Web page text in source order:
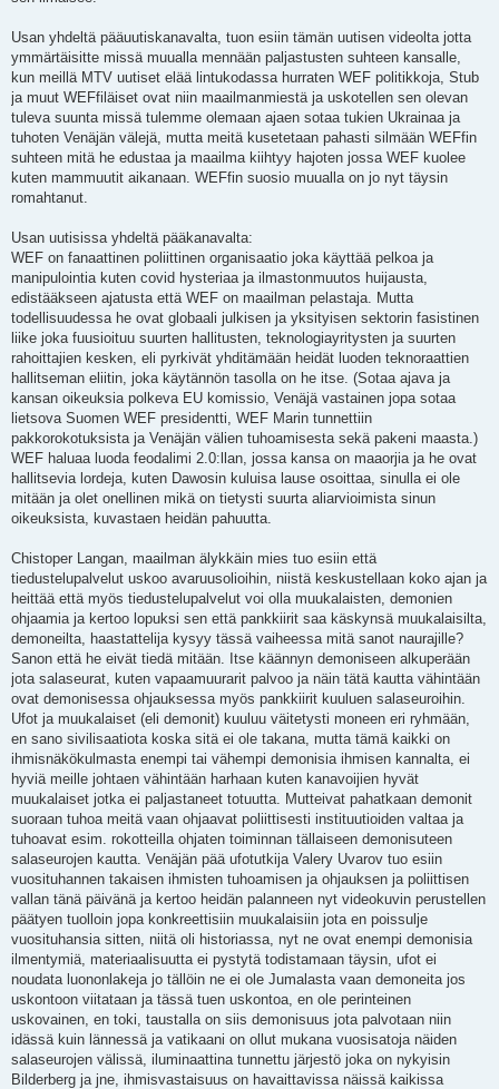
Usan yhdeltä pääuutiskanavalta, tuon esiin tämän uutisen videolta jotta
ymmärtäisitte missä muualla mennään paljastusten suhteen kansalle,
kun meillä MTV uutiset elää lintukodassa hurraten WEF politikkoja, Stub
ja muut WEFfiläiset ovat niin maailmanmiestä ja uskotellen sen olevan
tuleva suunta missä tulemme olemaan ajaen sotaa tukien Ukrainaa ja
tuhoten Venäjän välejä, mutta meitä kusetetaan pahasti silmään WEFfin
suhteen mitä he edustaa ja maailma kiihtyy hajoten jossa WEF kuolee
kuten mammuutit aikanaan. WEFfin suosio muualla on jo nyt täysin
romahtanut.
Usan uutisissa yhdeltä pääkanavalta:
WEF on fanaattinen poliittinen organisaatio joka käyttää pelkoa ja
manipulointia kuten covid hysteriaa ja ilmastonmuutos huijausta,
edistääkseen ajatusta että WEF on maailman pelastaja. Mutta
todellisuudessa he ovat globaali julkisen ja yksityisen sektorin fasistinen
liike joka fuusioituu suurten hallitusten, teknologiayritysten ja suurten
rahoittajien kesken, eli pyrkivät yhditämään heidät luoden teknoraattien
hallitseman eliitin, joka käytännön tasolla on he itse. (Sotaa ajava ja
kansan oikeuksia polkeva EU komissio, Venäjä vastainen jopa sotaa
lietsova Suomen WEF presidentti, WEF Marin tunnettiin
pakkorokotuksista ja Venäjän välien tuhoamisesta sekä pakeni maasta.)
WEF haluaa luoda feodalimi 2.0:llan, jossa kansa on maaorjia ja he ovat
hallitsevia lordeja, kuten Dawosin kuluisa lause osoittaa, sinulla ei ole
mitään ja olet onellinen mikä on tietysti suurta aliarvioimista sinun
oikeuksista, kuvastaen heidän pahuutta.
Chistoper Langan, maailman älykkäin mies tuo esiin että
tiedustelupalvelut uskoo avaruusolioihin, niistä keskustellaan koko ajan ja
heittää että myös tiedustelupalvelut voi olla muukalaisten, demonien
ohjaamia ja kertoo lopuksi sen että pankkiirit saa käskynsä muukalaisilta,
demoneilta, haastattelija kysyy tässä vaiheessa mitä sanot naurajille?
Sanon että he eivät tiedä mitään. Itse käännyn demoniseen alkuperään
jota salaseurat, kuten vapaamuurarit palvoo ja näin tätä kautta vähintään
ovat demonisessa ohjauksessa myös pankkiirit kuuluen salaseuroihin.
Ufot ja muukalaiset (eli demonit) kuuluu väitetysti moneen eri ryhmään,
en sano sivilisaatiota koska sitä ei ole takana, mutta tämä kaikki on
ihmisnäkökulmasta enempi tai vähempi demonisia ihmisen kannalta, ei
hyviä meille johtaen vähintään harhaan kuten kanavoijien hyvät
muukalaiset jotka ei paljastaneet totuutta. Mutteivat pahatkaan demonit
suoraan tuhoa meitä vaan ohjaavat poliittisesti instituutioiden valtaa ja
tuhoavat esim. rokotteilla ohjaten toiminnan tällaiseen demonisuteen
salaseurojen kautta. Venäjän pää ufotutkija Valery Uvarov tuo esiin
vuosituhannen takaisen ihmisten tuhoamisen ja ohjauksen ja poliittisen
vallan tänä päivänä ja kertoo heidän palanneen nyt videokuvin perustellen
päätyen tuolloin jopa konkreettisiin muukalaisiin jota en poissulje
vuosituhansia sitten, niitä oli historiassa, nyt ne ovat enempi demonisia
ilmentymiä, materiaalisuutta ei pystytä todistamaan täysin, ufot ei
noudata luononlakeja jo tällöin ne ei ole Jumalasta vaan demoneita jos
uskontoon viitataan ja tässä tuen uskontoa, en ole perinteinen
uskovainen, en toki, taustalla on siis demonisuus jota palvotaan niin
idässä kuin lännessä ja vatikaani on ollut mukana vuosisatoja näiden
salaseurojen välissä, iluminaattina tunnettu järjestö joka on nykyisin
Bilderberg ja jne, ihmisvastaisuus on havaittavissa näissä kaikissa